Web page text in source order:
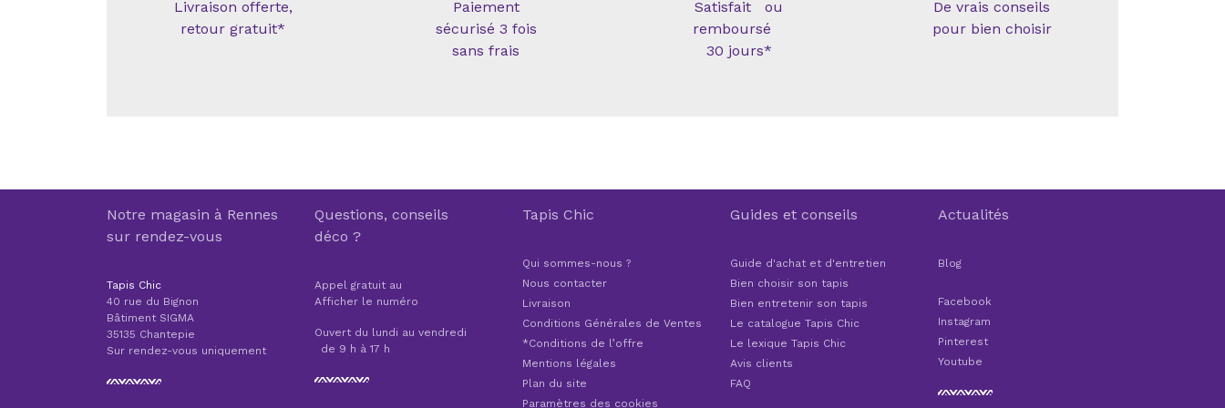
Livraison offerte,
retour gratuit*
Paiement
sécurisé 3 fois
sans frais
Satisfait ou
remboursé
30 jours*
De vrais conseils
pour bien choisir
Notre magasin à Rennes
sur rendez-vous
Tapis Chic
40 rue du Bignon
Bâtiment SIGMA
35135 Chantepie
Sur rendez-vous uniquement
Questions, conseils
déco ?
Appel gratuit au
Afficher le numéro
Ouvert du lundi au vendredi
de 9 h à 17 h
Tapis Chic
Qui sommes-nous ?
Nous contacter
Livraison
Conditions Générales de Ventes
*Conditions de l’offre
Mentions légales
Plan du site
Paramètres des cookies
Guides et conseils
Guide d'achat et d'entretien
Bien choisir son tapis
Bien entretenir son tapis
Le catalogue Tapis Chic
Le lexique Tapis Chic
Avis clients
FAQ
Actualités
Blog
Facebook
Instagram
Pinterest
Youtube